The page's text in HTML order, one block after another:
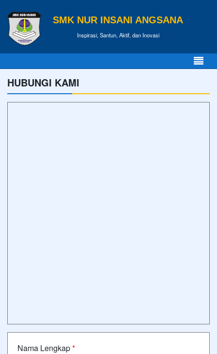
SMK NUR INSANI ANGSANA
Inspirasi, Santun, Aktif, dan Inovasi
HUBUNGI KAMI
Nama Lengkap*